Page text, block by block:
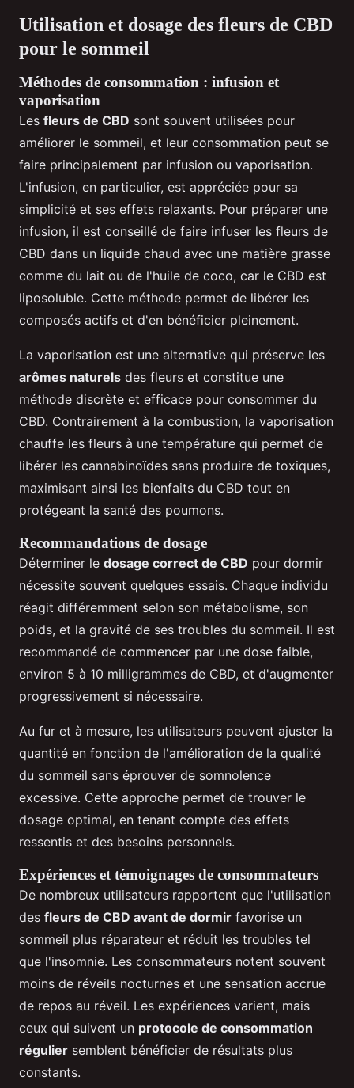
Utilisation et dosage des fleurs de CBD
pour le sommeil
Méthodes de consommation : infusion et
vaporisation
Les fleurs de CBD sont souvent utilisées pour
améliorer le sommeil, et leur consommation peut se
faire principalement par infusion ou vaporisation.
L'infusion, en particulier, est appréciée pour sa
simplicité et ses effets relaxants. Pour préparer une
infusion, il est conseillé de faire infuser les fleurs de
CBD dans un liquide chaud avec une matière grasse
comme du lait ou de l'huile de coco, car le CBD est
liposoluble. Cette méthode permet de libérer les
composés actifs et d'en bénéficier pleinement.
La vaporisation est une alternative qui préserve les
arômes naturels des fleurs et constitue une
méthode discrète et efficace pour consommer du
CBD. Contrairement à la combustion, la vaporisation
chauffe les fleurs à une température qui permet de
libérer les cannabinoïdes sans produire de toxiques,
maximisant ainsi les bienfaits du CBD tout en
protégeant la santé des poumons.
Recommandations de dosage
Déterminer le dosage correct de CBD pour dormir
nécessite souvent quelques essais. Chaque individu
réagit différemment selon son métabolisme, son
poids, et la gravité de ses troubles du sommeil. Il est
recommandé de commencer par une dose faible,
environ 5 à 10 milligrammes de CBD, et d'augmenter
progressivement si nécessaire.
Au fur et à mesure, les utilisateurs peuvent ajuster la
quantité en fonction de l'amélioration de la qualité
du sommeil sans éprouver de somnolence
excessive. Cette approche permet de trouver le
dosage optimal, en tenant compte des effets
ressentis et des besoins personnels.
Expériences et témoignages de consommateurs
De nombreux utilisateurs rapportent que l'utilisation
des fleurs de CBD avant de dormir favorise un
sommeil plus réparateur et réduit les troubles tel
que l'insomnie. Les consommateurs notent souvent
moins de réveils nocturnes et une sensation accrue
de repos au réveil. Les expériences varient, mais
ceux qui suivent un protocole de consommation
régulier semblent bénéficier de résultats plus
constants.